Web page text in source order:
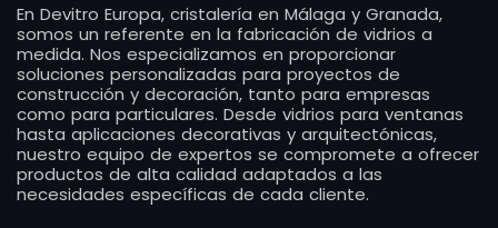
En Devitro Europa, cristalería en Málaga y Granada,
somos un referente en la fabricación de vidrios a
medida. Nos especializamos en proporcionar
soluciones personalizadas para proyectos de
construcción y decoración, tanto para empresas
como para particulares. Desde vidrios para ventanas
hasta aplicaciones decorativas y arquitectónicas,
nuestro equipo de expertos se compromete a ofrecer
productos de alta calidad adaptados a las
necesidades específicas de cada cliente.